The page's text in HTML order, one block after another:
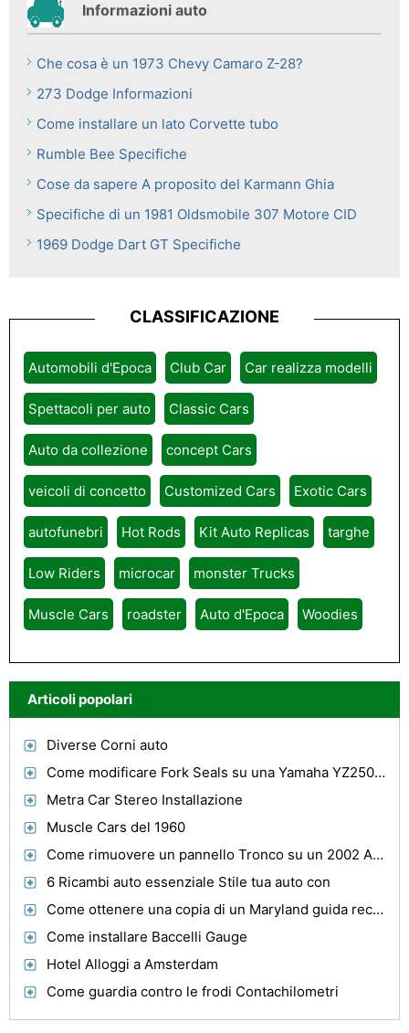
Informazioni auto
Che cosa è un 1973 Chevy Camaro Z-28?
273 Dodge Informazioni
Come installare un lato Corvette tubo
Rumble Bee Specifiche
Cose da sapere A proposito del Karmann Ghia
Specifiche di un 1981 Oldsmobile 307 Motore CID
1969 Dodge Dart GT Specifiche
CLASSIFICAZIONE
Automobili d'Epoca Club Car Car realizza modelli
Spettacoli per auto Classic Cars
Auto da collezione concept Cars
veicoli di concetto Customized Cars Exotic Cars
autofunebri Hot Rods Kit Auto Replicas targhe
Low Riders microcar monster Trucks
Muscle Cars roadster Auto d'Epoca Woodies
Articoli popolari
Diverse Corni auto
Come modificare Fork Seals su una Yamaha YZ250 1999
Metra Car Stereo Installazione
Muscle Cars del 1960
Come rimuovere un pannello Tronco su un 2002 Audi Quattro Wagon
6 Ricambi auto essenziale Stile tua auto con
Come ottenere una copia di un Maryland guida record
Come installare Baccelli Gauge
Hotel Alloggi a Amsterdam
Come guardia contro le frodi Contachilometri